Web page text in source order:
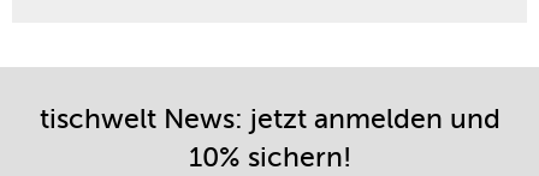
tischwelt News: jetzt anmelden und
10% sichern!